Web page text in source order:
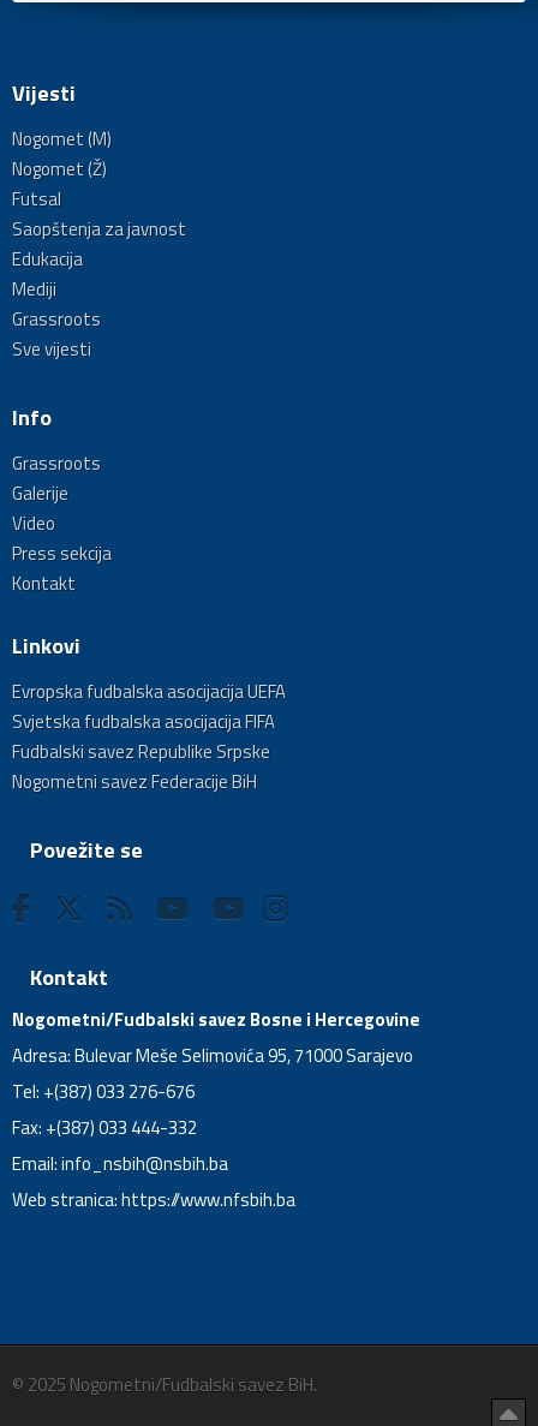
Vijesti
Nogomet (M)
Nogomet (Ž)
Futsal
Saopštenja za javnost
Edukacija
Mediji
Grassroots
Sve vijesti
Info
Grassroots
Galerije
Video
Press sekcija
Kontakt
Linkovi
Evropska fudbalska asocijacija UEFA
Svjetska fudbalska asocijacija FIFA
Fudbalski savez Republike Srpske
Nogometni savez Federacije BiH
Povežite se
Kontakt
Nogometni/Fudbalski savez Bosne i Hercegovine
Adresa: Bulevar Meše Selimovića 95, 71000 Sarajevo
Tel: +(387) 033 276-676
Fax: +(387) 033 444-332
Email:info_nsbih@nsbih.ba
Web stranica: https://www.nfsbih.ba
© 2025 Nogometni/Fudbalski savez BiH.